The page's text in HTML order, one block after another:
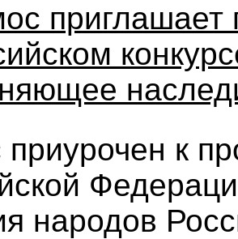
приглашает
приурочен к
народов